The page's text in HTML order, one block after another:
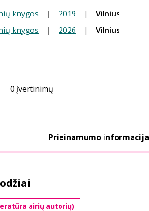
knygos | 2019 |
Vilnius
knygos | 2026 |
Vilnius
0 įvertinimų
Prieinamumo informacija
airių autorių)